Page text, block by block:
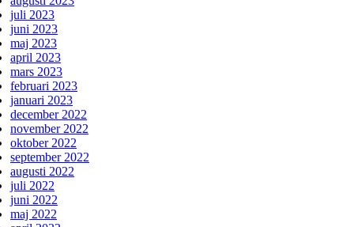
juli 2023
juni 2023
maj 2023
april 2023
mars 2023
februari 2023
januari 2023
december 2022
november 2022
oktober 2022
september 2022
augusti 2022
juli 2022
juni 2022
maj 2022